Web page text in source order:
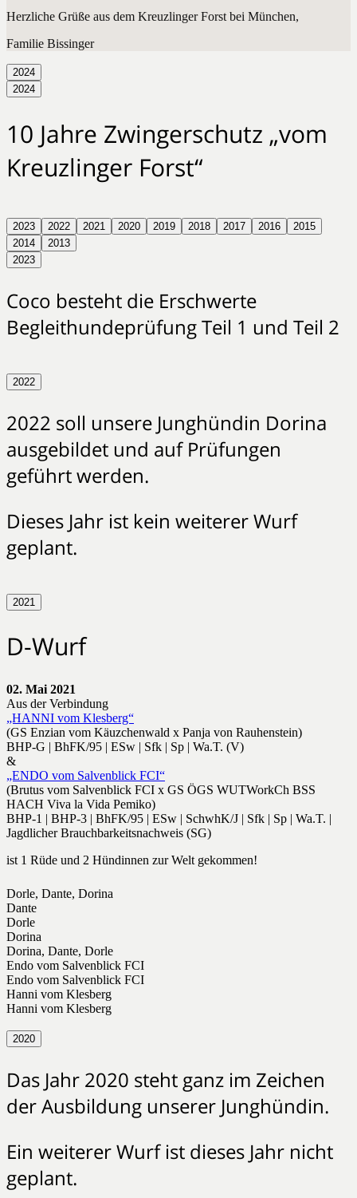
Herzliche Grüße aus dem Kreuzlinger Forst bei München,
Familie Bissinger
2024
2024
10 Jahre Zwingerschutz „vom
Kreuzlinger Forst“
2023 2022 2021 2020 2019 2018 2017 2016
2015
2014
2013
2023
Coco besteht die Erschwerte
Begleithundeprüfung Teil 1 und Teil 2
2022
2022 soll unsere Junghündin Dorina
ausgebildet und auf Prüfungen
geführt werden.
Dieses Jahr ist kein weiterer Wurf
geplant.
2021
D-Wurf
02. Mai 2021
Aus der Verbindung
„HANNI vom Klesberg“
(GS Enzian vom Käuzchenwald x Panja von Rauhenstein)
BHP-G | BhFK/95 | ESw | Sfk | Sp | Wa.T. (V)
&
„ENDO vom Salvenblick FCI“
(Brutus vom Salvenblick FCI x GS ÖGS WUTWorkCh BSS
HACH Viva la Vida Pemiko)
BHP-1 | BHP-3 | BhFK/95 | ESw | SchwhK/J | Sfk | Sp | Wa.T. |
Jagdlicher Brauchbarkeitsnachweis (SG)
ist 1 Rüde und 2 Hündinnen zur Welt gekommen!
Dorle, Dante, Dorina
Dante
Dorle
Dorina
Dorina, Dante, Dorle
Endo vom Salvenblick FCI
Endo vom Salvenblick FCI
Hanni vom Klesberg
Hanni vom Klesberg
2020
Das Jahr 2020 steht ganz im Zeichen
der Ausbildung unserer Junghündin.
Ein weiterer Wurf ist dieses Jahr nicht
geplant.